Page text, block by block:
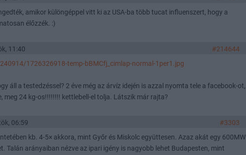
amikor különgéppel vitt ki az USA-ba több tucat influenszert, hogy a
élőzzék. :)
11:40 #214644
1726326918-temp-bBMCfj_cimlap-normal-1per1.jpg
áll a testedzéssel? 2 éve még az árvíz idején is azzal nyomta tele a facebook-ot,
meg 24 kg-os!!!!!!!! kettlebell-el tolja. Látszik már rajta?
06:59 #3303
kb. 4-5× akkora, mint Győr és Miskolc együttesen. Azaz akát egy 600MW
Talán arányaiban nézve az ipari igény is nagyobb lehet Budapesten, mint